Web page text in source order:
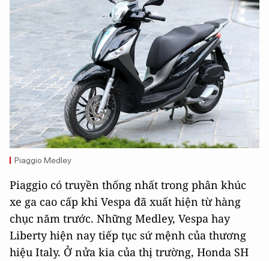
Piaggio Medley
Piaggio có truyền thống nhất trong phân khúc
xe ga cao cấp khi Vespa đã xuất hiện từ hàng
chục năm trước. Những Medley, Vespa hay
Liberty hiện nay tiếp tục sứ mệnh của thương
hiệu Italy. Ở nửa kia của thị trường, Honda SH